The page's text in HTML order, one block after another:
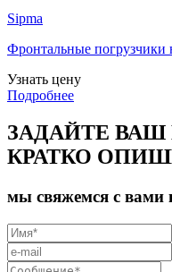
Sipma
Фронтальные погрузчики
Узнать цену
Подробнее
ЗАДАЙТЕ
КРАТКО
мы свяжемся с вами